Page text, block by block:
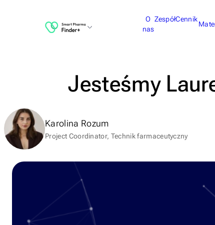
O
nas
ZespółCennik
Jesteśmy
Karolina Rozum
Project Coordinator, Technik farmaceutyczny